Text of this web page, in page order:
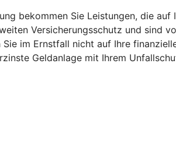
bekommen Sie Leistungen, die
Versicherungsschutz und sind
im Ernstfall nicht auf Ihre
Geldanlage mit Ihrem